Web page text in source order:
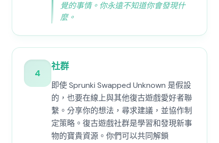
覺的事情。你永遠不知道你會發現什
麼。
4
社群
即使 Sprunki Swapped Unknown 是假設
的，也要在線上與其他復古遊戲愛好者聯
繫。分享你的想法，尋求建議，並協作制
定策略。復古遊戲社群是學習和發現新事
物的寶貴資源。你們可以共同解鎖